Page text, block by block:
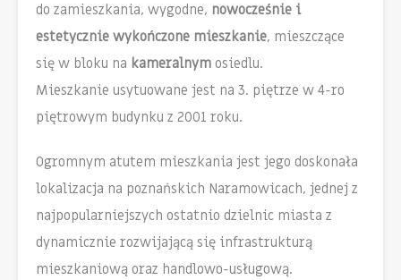
do zamieszkania, wygodne, nowocześnie i
estetycznie wykończone mieszkanie, mieszczące
się w bloku na kameralnym osiedlu.
Mieszkanie usytuowane jest na 3. piętrze w 4-ro
piętrowym budynku z 2001 roku.
Ogromnym atutem mieszkania jest jego doskonała
lokalizacja na poznańskich Naramowicach, jednej z
najpopularniejszych ostatnio dzielnic miasta z
dynamicznie rozwijającą się infrastrukturą
mieszkaniową oraz handlowo-usługową.